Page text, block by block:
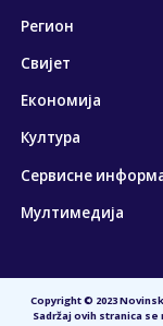
Регион
Свијет
Економија
Култура
Сервисне
Мултимедија
Copyright © 2023
Sadržaj ovih stranica